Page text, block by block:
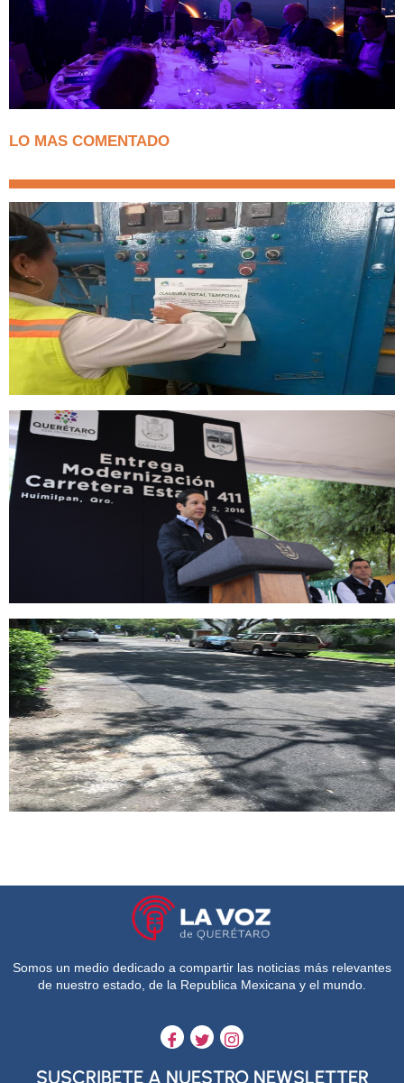
LO MAS COMENTADO
Somos un medio dedicado a compartir las noticias más relevantes
de nuestro estado, de la Republica Mexicana y el mundo.
SUSCRIBETE A NUESTRO NEWSLETTER